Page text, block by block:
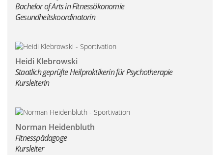
Bachelor of Arts in Fitnessökonomie
Gesundheitskoordinatorin
Heidi Klebrowski
Staatlich geprüfte Heilpraktikerin für Psychotherapie
Kursleiterin
Norman Heidenbluth
Fitnesspädagoge
Kursleiter